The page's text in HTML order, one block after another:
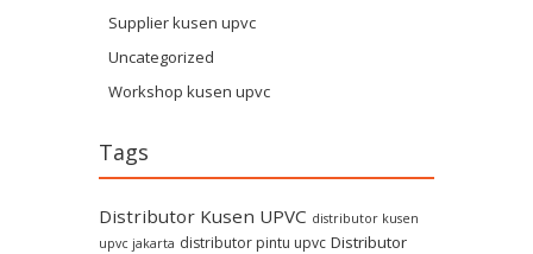
Supplier kusen upvc
Uncategorized
Workshop kusen upvc
Tags
Distributor Kusen UPVC distributor kusen
upvc jakarta distributor pintu upvc Distributor